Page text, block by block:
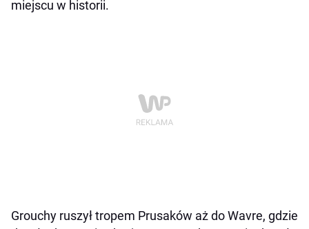
miejscu w historii.
Grouchy ruszył tropem Prusaków aż do Wavre, gdzie